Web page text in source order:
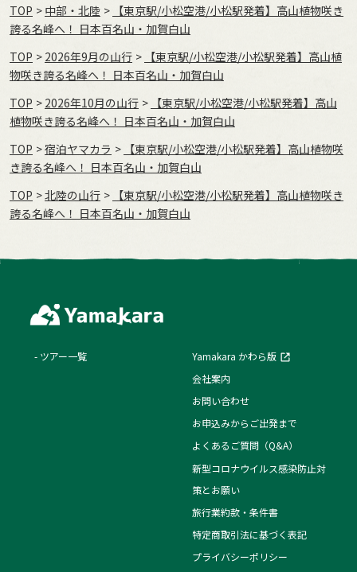
TOP 中部・北陸
【東京駅/小松空港/小松駅発着】高山植物咲き
誇る名峰へ！ 日本百名山・加賀白山
TOP
2026年9月の⼭⾏
【東京駅/小松空港/小松駅発着】高山植
物咲き誇る名峰へ！ 日本百名山・加賀白山
TOP
2026年10月の⼭⾏
【東京駅/小松空港/小松駅発着】高山
植物咲き誇る名峰へ！ 日本百名山・加賀白山
TOP
宿泊ヤマカラ
【東京駅/小松空港/小松駅発着】高山植物咲
き誇る名峰へ！ 日本百名山・加賀白山
TOP
北陸の山行
【東京駅/小松空港/小松駅発着】高山植物咲き
誇る名峰へ！ 日本百名山・加賀白山
ツアー一覧
Yamakara かわら版
会社案内
お問い合わせ
お申込みからご出発まで
よくあるご質問（Q&A）
新型コロナウイルス感染防止対
策とお願い
旅行業約款・条件書
特定商取引法に基づく表記
プライバシーポリシー